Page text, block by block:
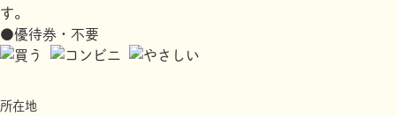
す。
●優待券・不要
所在地